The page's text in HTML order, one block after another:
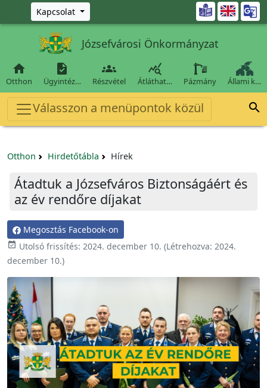
Ugrás a fő tartalomra
Kapcsolat 
Józsefvárosi Önkormányzat

Otthon

Ügyintéz…

Részvétel

Átláthat… Pázmány Állami k…
Válasszon a menüpontok közül 
Otthon Hirdetőtábla Hírek
Átadtuk a Józsefváros Biztonságáért és
az év rendőre díjakat
Megosztás Facebook-on
 Utolsó frissítés: 2024. december 10. (Létrehozva: 2024.
december 10.)